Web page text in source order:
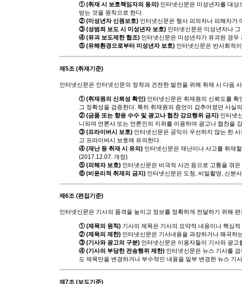
① (취재 시 보호책임자의 동의) 인터넷신문은 미성년자를 대상
받는 것을 원칙으로 한다.
② (미성년자 신원보호) 인터넷신문은 형사 피의자나 피해자가
③ (성범죄 보도 시 미성년자 보호) 인터넷신문은 미성년자나
④ (유괴 보도제한 협조) 인터넷신문은 미성년자가 유괴된 경우
⑤ (유해환경으로부터 미성년자 보호) 인터넷신문은 반사회적
제5조 (취재기준)
인터넷신문은 인터넷신문의 정착과 건전한 발전을 위해 취재 시 다음
① (취재원의 신뢰성 확인) 인터넷신문은 취재원의 신뢰도를
그 정확성을 검증한다. 특히 취재원의 증언이 감추어졌던 사실
② (금품 또는 향응 수수 및 광고나 협찬 강요행위 금지) 인터넷
니되며 언론사 또는 언론인의 지위를 이용하여 광고나 협찬을
③ (프라이버시 보호) 인터넷신문은 공익이 우선하지 않는 한
고 프라이버시 보호에 유의한다.
④ (재난 등 취재 시 유의) 인터넷신문은 재난이나 사고를 취재
(2017.12.07. 개정)
⑤ (피해자 보호) 인터넷신문은 비극적 사건 등으로 고통을 겪
⑥ (비윤리적 취재의 금지) 인터넷신문은 도청, 비밀촬영, 신분
제6조 (편집기준)
인터넷신문은 기사의 품격을 높이고 정보를 정확하게 전달하기 위해
① (제목의 원칙) 기사의 제목은 기사의 요약적 내용이나 핵심
② (제목의 제한) 인터넷신문은 기사내용을 과장하거나 왜곡하
③ (기사와 광고의 구분) 인터넷신문은 이용자들이 기사와 광
④ (기사의 부당한 전송행위 제한) 인터넷신문은 뉴스 기사를
도 제목만을 변경하거나 부수적인 내용을 일부 변경한 뉴스
제7조 (보도기준)